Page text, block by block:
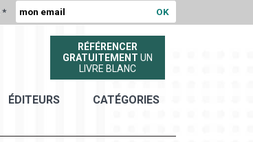
*
RÉFÉRENCER
GRATUITEMENT UN
LIVRE BLANC
ÉDITEURS CATÉGORIES